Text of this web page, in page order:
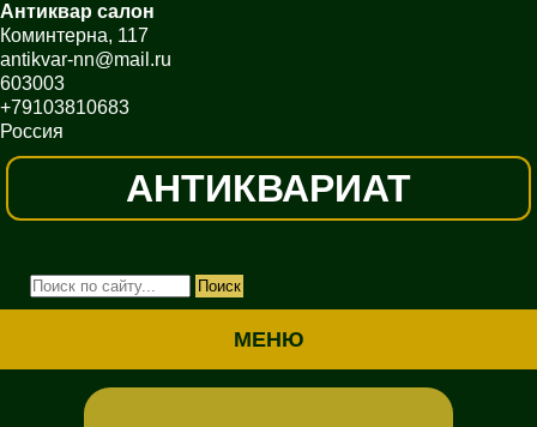
Антиквар салон
Коминтерна, 117
antikvar-nn@mail.ru
603003
+79103810683
Россия
АНТИКВАРИАТ
МЕНЮ